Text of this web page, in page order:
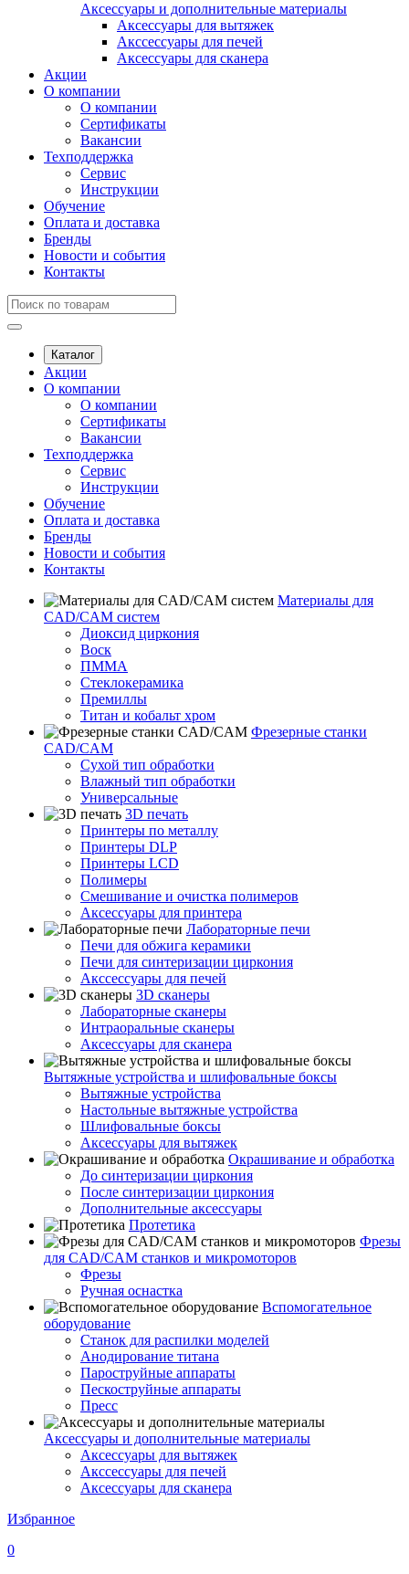
Аксессуары и дополнительные материалы
Аксессуары для вытяжек
Акссессуары для печей
Аксессуары для сканера
Акции
О компании
О компании
Сертификаты
Вакансии
Техподдержка
Сервис
Инструкции
Обучение
Оплата и доставка
Бренды
Новости и события
Контакты
Каталог
Акции
О компании
О компании
Сертификаты
Вакансии
Техподдержка
Сервис
Инструкции
Обучение
Оплата и доставка
Бренды
Новости и события
Контакты
Материалы для
CAD/CAM систем
Диоксид циркония
Воск
ПММА
Стеклокерамика
Премиллы
Титан и кобальт хром
Фрезерные станки
CAD/CAM
Сухой тип обработки
Влажный тип обработки
Универсальные
3D печать
Принтеры по металлу
Принтеры DLP
Принтеры LCD
Полимеры
Смешивание и очистка полимеров
Аксессуары для принтера
Лабораторные печи
Печи для обжига керамики
Печи для синтеризации циркония
Акссессуары для печей
3D сканеры
Лабораторные сканеры
Интраоральные сканеры
Аксессуары для сканера
Вытяжные устройства и шлифовальные боксы
Вытяжные устройства
Настольные вытяжные устройства
Шлифовальные боксы
Аксессуары для вытяжек
Окрашивание и обработка
До синтеризации циркония
После синтеризации циркония
Дополнительные аксессуары
Протетика
Фрезы
для CAD/CAM станков и микромоторов
Фрезы
Ручная оснастка
Вспомогательное
оборудование
Станок для распилки моделей
Анодирование титана
Пароструйные аппараты
Пескоструйные аппараты
Пресс
Аксессуары и дополнительные материалы
Аксессуары для вытяжек
Акссессуары для печей
Аксессуары для сканера
Избранное
0